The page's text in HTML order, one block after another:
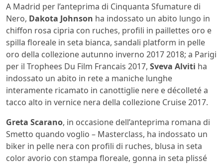
A Madrid per l’anteprima di Cinquanta Sfumature di
Nero, Dakota Johnson ha indossato un abito lungo in
chiffon rosa cipria con ruches, profili in paillettes oro e
spilla floreale in seta bianca, sandali platform in pelle
oro della collezione autunno inverno 2017 2018; a Parigi
per il Trophees Du Film Francais 2017, Sveva Alviti ha
indossato un abito in rete a maniche lunghe
interamente ricamato in canottiglie nere e décolleté a
tacco alto in vernice nera della collezione Cruise 2017.
Greta Scarano, in occasione dell’anteprima romana di
Smetto quando voglio – Masterclass, ha indossato un
biker in pelle nera con profili di ruches, blusa in seta
color avorio con stampa floreale, gonna in seta plissé